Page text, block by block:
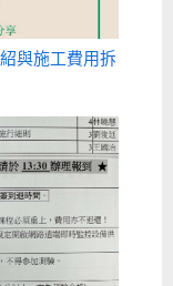
與施工費用拆